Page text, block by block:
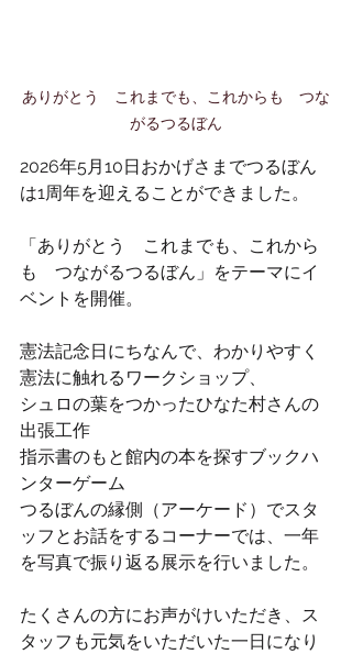
ありがとう　これまでも、これからも　つな
がるつるぼん
2026年5月10日おかげさまでつるぼん
は1周年を迎えることができました。
「ありがとう　これまでも、これから
も　つながるつるぼん」をテーマにイ
ベントを開催。
憲法記念日にちなんで、わかりやすく
憲法に触れるワークショップ、
シュロの葉をつかったひなた村さんの
出張工作
指示書のもと館内の本を探すブックハ
ンターゲーム
つるぼんの縁側（アーケード）でスタ
ッフとお話をするコーナーでは、一年
を写真で振り返る展示を行いました。
たくさんの方にお声がけいただき、ス
タッフも元気をいただいた一日になり